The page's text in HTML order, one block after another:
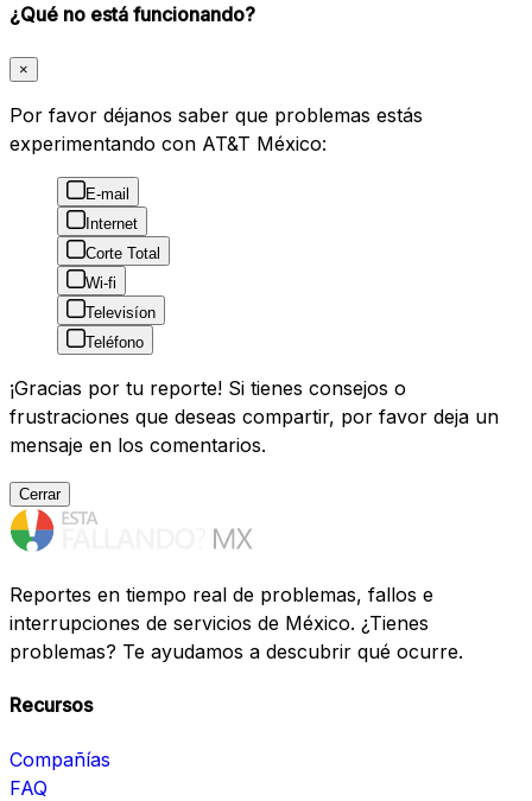
¿Qué no está funcionando?
×
Por favor déjanos saber que problemas estás
experimentando con AT&T México:
E-mail
Internet
Corte Total
Wi-fi
Televisíon
Teléfono
¡Gracias por tu reporte! Si tienes consejos o
frustraciones que deseas compartir, por favor deja un
mensaje en los comentarios.
Cerrar
Reportes en tiempo real de problemas, fallos e
interrupciones de servicios de México. ¿Tienes
problemas? Te ayudamos a descubrir qué ocurre.
Recursos
Compañías
FAQ